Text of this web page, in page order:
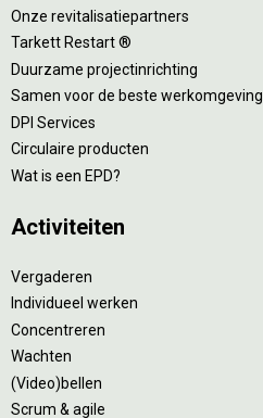
Onze revitalisatiepartners
Tarkett Restart ®
Duurzame projectinrichting
Samen voor de beste werkomgeving
DPI Services
Circulaire producten
Wat is een EPD?
Activiteiten
Vergaderen
Individueel werken
Concentreren
Wachten
(Video)bellen
Scrum & agile